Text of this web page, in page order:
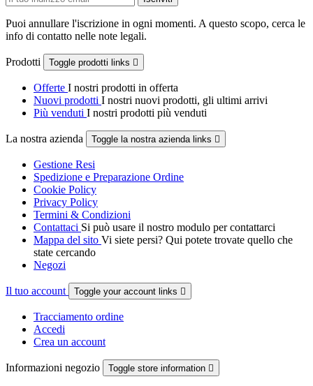
Puoi annullare l'iscrizione in ogni momenti. A questo scopo, cerca le
info di contatto nelle note legali.
Prodotti Toggle prodotti links 
Offerte I nostri prodotti in offerta
Nuovi prodotti I nostri nuovi prodotti, gli ultimi arrivi
Più venduti I nostri prodotti più venduti
La nostra azienda Toggle la nostra azienda links 
Gestione Resi
Spedizione e Preparazione Ordine
Cookie Policy
Privacy Policy
Termini & Condizioni
Contattaci Si può usare il nostro modulo per contattarci
Mappa del sito Vi siete persi? Qui potete trovate quello che
state cercando
Negozi
Il tuo account Toggle your account links 
Tracciamento ordine
Accedi
Crea un account
Informazioni negozio Toggle store information 